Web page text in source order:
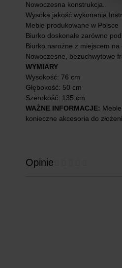
Nowoczesna konstrukcja.
Wysoka jakość wykonania
Meble produkowane w Polsce
Biurko doskonałe zarówno
Biurko narożne z miejscem
Nowoczesne, bezuchwytowe
WYMIARY
Wysokość: 76 cm
Głębokość: 50 cm
Szerokość: 135 cm
WAŻNE INFORMACJE:
konieczne akcesoria do
Opinie